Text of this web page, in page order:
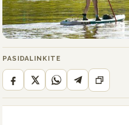
PASIDALINKITE